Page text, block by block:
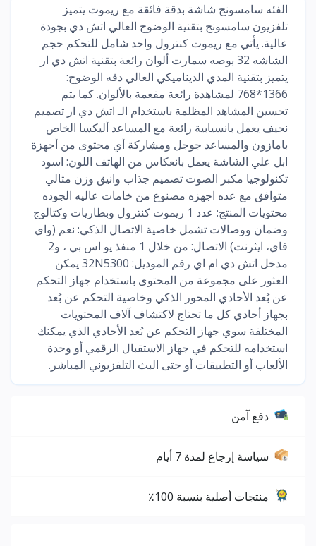
الفئه سامسونج شاشة بدقة فائقة مع ريموت يتميز
تلفزيون سامسونج بتقنية الوضوح العالي اتش دي بجودة
عالية. يأتي مع ريموت كنترول واحد شامل للتحكم حجم
الشاشه 32 بوصه سمارت ألوان رائعة بتقنية اتش دي ار
يتميز بتقنية المدي الديناميكي العالي دقه الوضوح:
1366*768 لمشاهدة رائعة مفعمة بالألوان. كما يتم
تحسين المشاهد المظلمة باستخدام الـ اتش دي ار تصميم
نحيف يعمل بانسيابية رائعة مع المساعد أليكسا الخاص
بامازون والمساعد جوجل ومشاركة أي محتوى من أجهزة
ابل علي الشاشة يعمل بانعكاس من الهاتف اللون: اسود
تكنولوجيا مكبر الصوت تصميم جذاب وانيق وزن مثالي
متوافق مع عده اجهزه مصنوع من خامات عاليه الجوده
محتويات المنتج: عدد 1 ريموت كنترول وبطاريات وكتالوج
وضمان ووصالات تشمل خاصية الاتصال الذكي: نعم (واي
فاي، ايثرنت) الاتصال: من خلال 1 منفذ يو اس بي ، و2
مدخل اتش دي ام اي رقم الموديل: 32N5300 يمكن
العثور على مجموعة من المحتوى باستخدام جهاز التحكم
عن بُعد الأحادي المحور الذكي وخاصية التحكم عن بُعد
بجهاز أحادي كل ما تحتاج لاكتشاف آلاف المحتويات
المختلفة سوي جهاز التحكم عن بُعد الأحادي الذي يمكنك
استخدامه للتحكم في جهاز الاستقبال الرقمي أو وحدة
الألعاب أو التطبيقات أو حتى البث التلفزيوني المباشر.
دفع آمن
سياسة إرجاع لمدة 7 أيام
منتجات أصلية بنسبة 100٪